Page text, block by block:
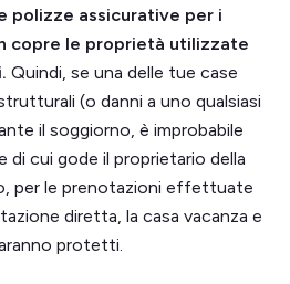
polizze assicurative per i
copre le proprietà utilizzate
Quindi, se una delle tue case
(o danni a uno qualsiasi
il soggiorno, è improbabile
di cui gode il proprietario della
per le prenotazioni effettuate
diretta, la casa vacanza e
protetti.